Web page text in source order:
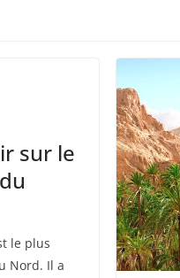
sur le
le plus
Nord. Il a